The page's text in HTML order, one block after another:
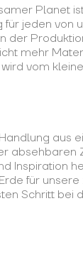
Planet
jeden von
der
mehr
vom
aus
absehbaren
Inspiration
für
Schritt bei